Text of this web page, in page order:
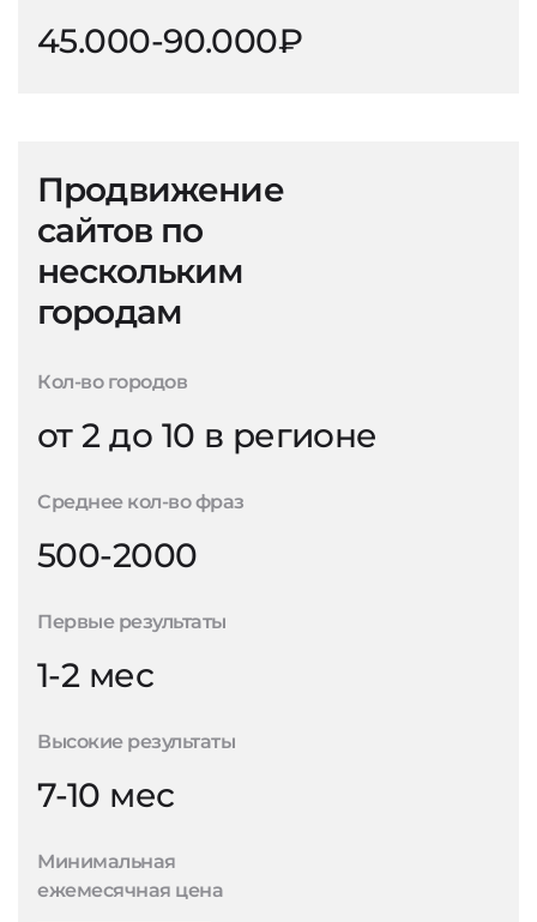
45.000-90.000₽
Продвижение
сайтов по
нескольким
городам
Кол-во городов
от 2 до 10 в регионе
Среднее кол-во фраз
500-2000
Первые результаты
1-2 мес
Высокие результаты
7-10 мес
Минимальная
ежемесячная цена